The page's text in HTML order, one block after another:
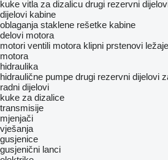
kuke vitla za dizalicu drugi rezervni
dijelovi kabine
oblaganja staklene rešetke kabine
delovi motora
motori ventili motora klipni prstenovi
motora
hidraulika
hidraulične pumpe drugi rezervni dijelovi
radni dijelovi
kuke za dizalice
transmisije
mjenjači
vješanja
gusjenice
gusjenični lanci